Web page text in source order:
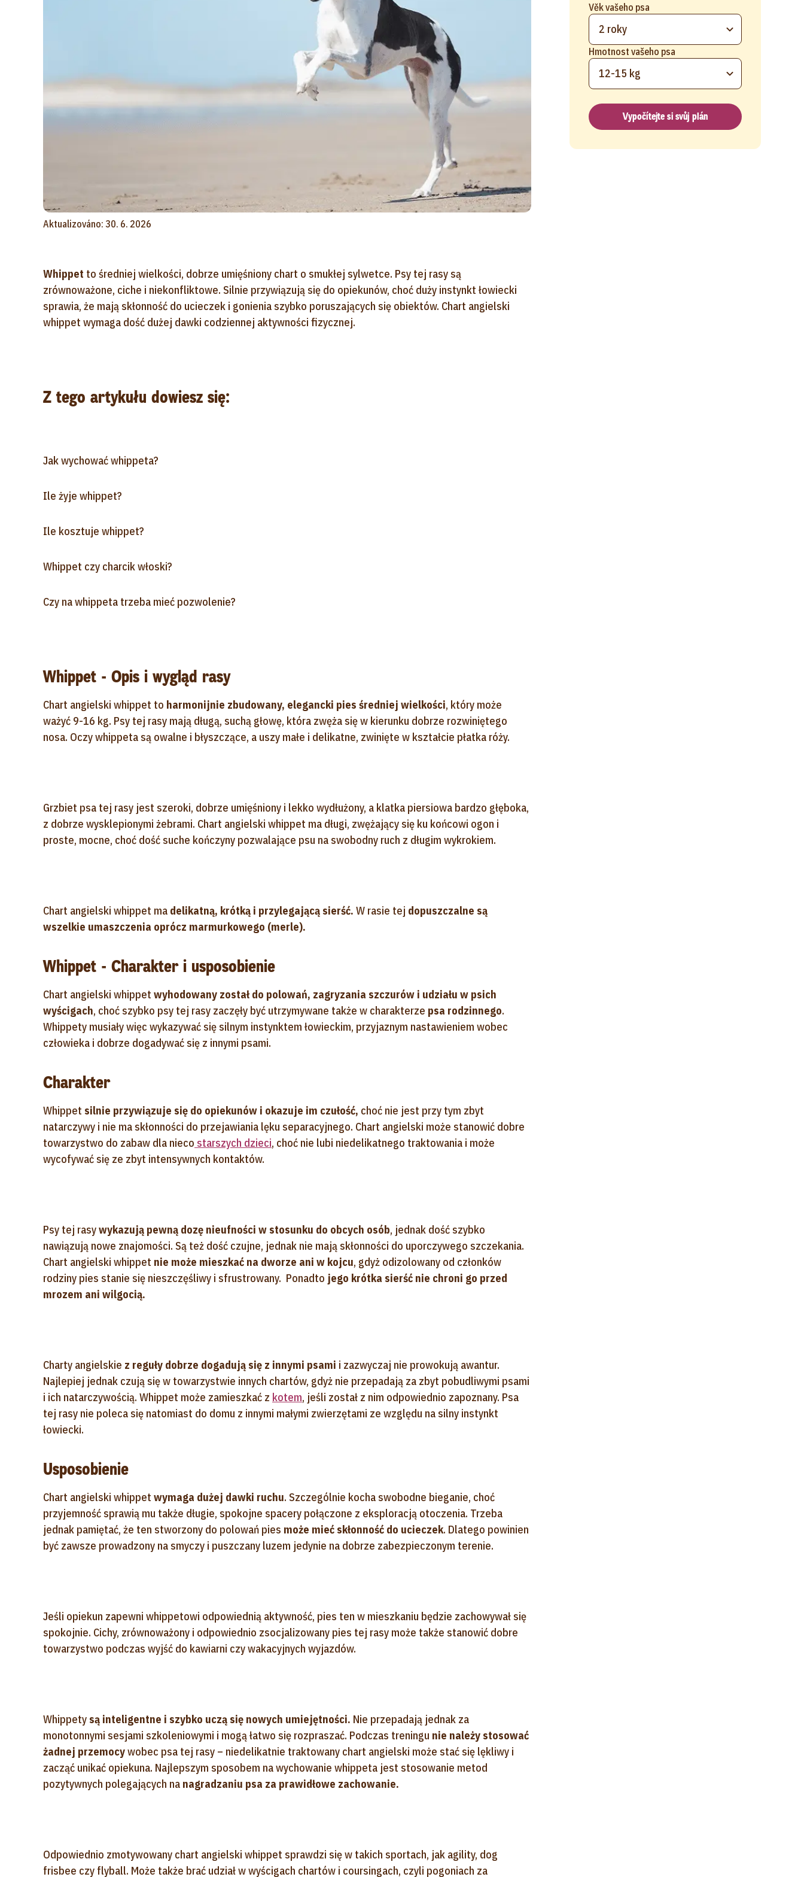
Aktualizováno: 30. 6. 2026
Whippet to średniej wielkości, dobrze umięśniony chart o smukłej sylwetce. Psy tej rasy są
zrównoważone, ciche i niekonfliktowe. Silnie przywiązują się do opiekunów, choć duży instynkt łowiecki
sprawia, że mają skłonność do ucieczek i gonienia szybko poruszających się obiektów. Chart angielski
whippet wymaga dość dużej dawki codziennej aktywności fizycznej.
Z tego artykułu dowiesz się:
Jak wychować whippeta?
Ile żyje whippet?
Ile kosztuje whippet?
Whippet czy charcik włoski?
Czy na whippeta trzeba mieć pozwolenie?
Whippet - Opis i wygląd rasy
Chart angielski whippet to harmonijnie zbudowany, elegancki pies średniej wielkości, który może
ważyć 9-16 kg. Psy tej rasy mają długą, suchą głowę, która zwęża się w kierunku dobrze rozwiniętego
nosa. Oczy whippeta są owalne i błyszczące, a uszy małe i delikatne, zwinięte w kształcie płatka róży.
Grzbiet psa tej rasy jest szeroki, dobrze umięśniony i lekko wydłużony, a klatka piersiowa bardzo głęboka,
z dobrze wysklepionymi żebrami. Chart angielski whippet ma długi, zwężający się ku końcowi ogon i
proste, mocne, choć dość suche kończyny pozwalające psu na swobodny ruch z długim wykrokiem.
Chart angielski whippet ma delikatną, krótką i przylegającą sierść. W rasie tej dopuszczalne są
wszelkie umaszczenia oprócz marmurkowego (merle).
Whippet - Charakter i usposobienie
Chart angielski whippet wyhodowany został do polowań, zagryzania szczurów i udziału w psich
wyścigach, choć szybko psy tej rasy zaczęły być utrzymywane także w charakterze psa rodzinnego.
Whippety musiały więc wykazywać się silnym instynktem łowieckim, przyjaznym nastawieniem wobec
człowieka i dobrze dogadywać się z innymi psami.
Charakter
Whippet silnie przywiązuje się do opiekunów i okazuje im czułość, choć nie jest przy tym zbyt
natarczywy i nie ma skłonności do przejawiania lęku separacyjnego. Chart angielski może stanowić dobre
towarzystwo do zabaw dla nieco starszych dzieci, choć nie lubi niedelikatnego traktowania i może
wycofywać się ze zbyt intensywnych kontaktów.
Psy tej rasywykazują pewną dozę nieufności w stosunku do obcych osób, jednak dość szybko
nawiązują nowe znajomości. Są też dość czujne, jednak nie mają skłonności do uporczywego szczekania.
Chart angielski whippet nie może mieszkać na dworze ani w kojcu, gdyż odizolowany od członków
rodziny pies stanie się nieszczęśliwy i sfrustrowany. Ponadto jego krótka sierść nie chroni go przed
mrozem ani wilgocią.
Charty angielskie z reguły dobrze dogadują się z innymi psami i zazwyczaj nie prowokują awantur.
Najlepiej jednak czują się w towarzystwie innych chartów, gdyż nie przepadają za zbyt pobudliwymi psami
i ich natarczywością. Whippet może zamieszkać z kotem, jeśli został z nim odpowiednio zapoznany. Psa
tej rasy nie poleca się natomiast do domu z innymi małymi zwierzętami ze względu na silny instynkt
łowiecki.
Usposobienie
Chart angielski whippet wymaga dużej dawki ruchu. Szczególnie kocha swobodne bieganie, choć
przyjemność sprawią mu także długie, spokojne spacery połączone z eksploracją otoczenia. Trzeba
jednak pamiętać, że ten stworzony do polowań pies może mieć skłonność do ucieczek. Dlatego powinien
być zawsze prowadzony na smyczy i puszczany luzem jedynie na dobrze zabezpieczonym terenie.
Jeśli opiekun zapewni whippetowi odpowiednią aktywność, pies ten w mieszkaniu będzie zachowywał się
spokojnie. Cichy, zrównoważony i odpowiednio zsocjalizowany pies tej rasy może także stanowić dobre
towarzystwo podczas wyjść do kawiarni czy wakacyjnych wyjazdów.
Whippetysą inteligentne i szybko uczą się nowych umiejętności. Nie przepadają jednak za
monotonnymi sesjami szkoleniowymi i mogą łatwo się rozpraszać. Podczas treningu nie należy stosować
żadnej przemocywobec psa tej rasy – niedelikatnie traktowany chart angielski może stać się lękliwy i
zacząć unikać opiekuna. Najlepszym sposobem na wychowanie whippeta jest stosowanie metod
pozytywnych polegających na nagradzaniu psa za prawidłowe zachowanie.
Odpowiednio zmotywowany chart angielski whippet sprawdzi się w takich sportach, jak agility, dog
frisbee czy flyball. Może także brać udział w wyścigach chartów i coursingach, czyli pogoniach za
Věk vašeho psa
2 roky
Hmotnost vašeho psa
12-15 kg
Vypočítejte si svůj plán